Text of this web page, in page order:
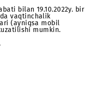
bilan 19.10.2022y.
vaqtinchalik
(ayniqsa mobil
kuzatilishi mumkin.